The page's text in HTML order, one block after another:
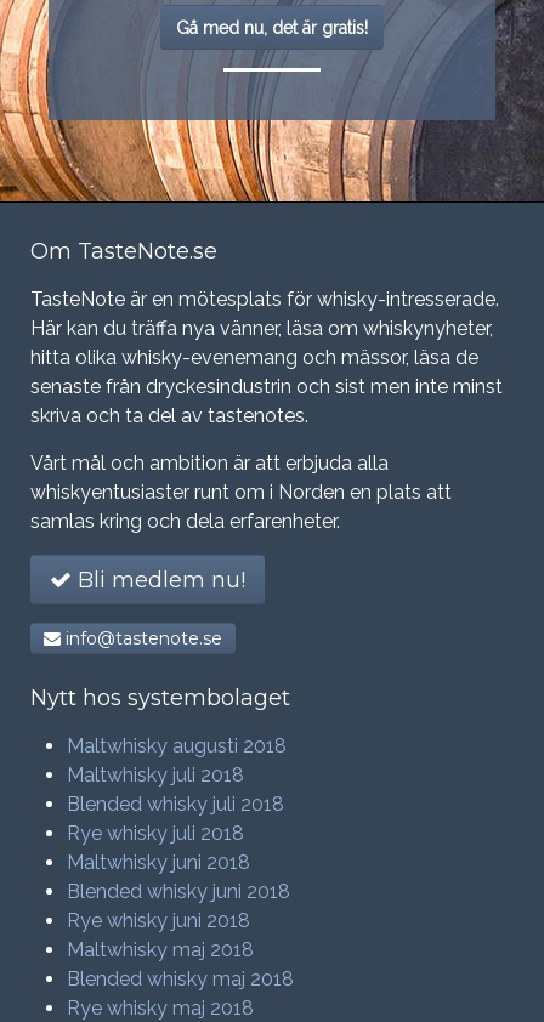
Gå med nu, det är gratis!
Om TasteNote.se
TasteNote är en mötesplats för whisky-intresserade.
Här kan du träffa nya vänner, läsa om whiskynyheter,
hitta olika whisky-evenemang och mässor, läsa de
senaste från dryckesindustrin och sist men inte minst
skriva och ta del av tastenotes.
Vårt mål och ambition är att erbjuda alla
whiskyentusiaster runt om i Norden en plats att
samlas kring och dela erfarenheter.
Bli medlem nu!
info@tastenote.se
Nytt hos systembolaget
Maltwhisky augusti 2018
Maltwhisky juli 2018
Blended whisky juli 2018
Rye whisky juli 2018
Maltwhisky juni 2018
Blended whisky juni 2018
Rye whisky juni 2018
Maltwhisky maj 2018
Blended whisky maj 2018
Rye whisky maj 2018